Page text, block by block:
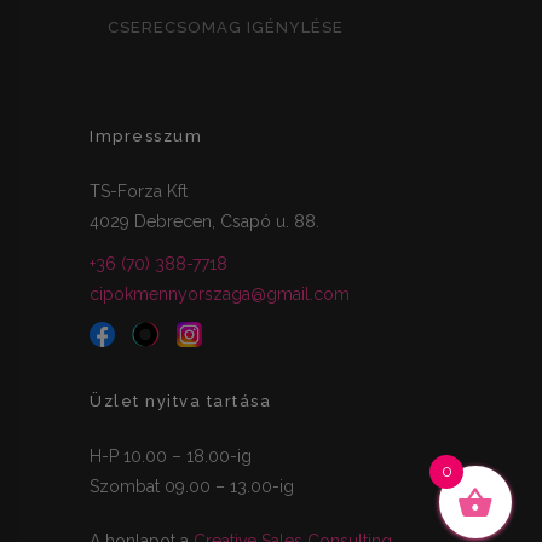
CSERECSOMAG IGÉNYLÉSE
Impresszum
TS-Forza Kft
4029 Debrecen, Csapó u. 88.
+36 (70) 388-7718
cipokmennyorszaga@gmail.com
Üzlet nyitva tartása
H-P 10.00 – 18.00-ig
Szombat 09.00 – 13.00-ig
0